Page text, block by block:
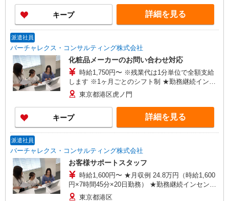
375万円 ・30代：年収430万円 ・40代：年収460万
円 ・50代：年収530万円
へ配属となります。 ※配属時期は入社後約6カ
月〜2年程度を予定 ・東京慈恵会医科大学附属病
院（東京都港区西新橋3丁目19-18） ・東京慈恵会
目41-2） ・東京慈恵会医科大学西部医療センター
（東京都狛江市和泉本町4丁目11-1） ・東京慈恵
会医科大学附属柏病院（千葉県柏市柏下163番地
1）
キープ 詳細を見る
派遣社員
バーチャレクス・コンサルティング株式会社
化粧品メーカーのお問い合わせ対応
時給1,750円〜 ※残業代は1分単位で全額支給
します ※1ヶ月ごとのシフト制 ★勤務継続インセ
ンティブ7万円支給♪（当社規定あり） ※入社月含
む6か月継続勤務するとインセンティブが支給され
ます！ ＜収入例＞ 1750円×7h×週5(20日)＝
245,000円
東京都港区虎ノ門
キープ 詳細を見る
派遣社員
バーチャレクス・コンサルティング株式会社
お客様サポートスタッフ
時給1,600円〜 ★月収例 24.8万円（時給1,600
円×7時間45分×20日勤務） ★勤務継続インセンテ
ィブ7万円支給♪（当社規定あり） 入社月含む6か
東京都港区